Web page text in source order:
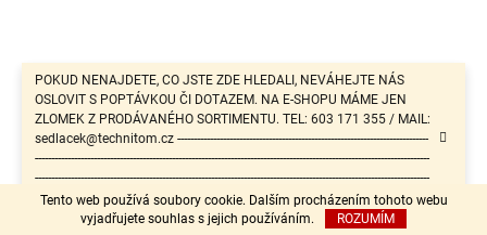
Tento web používá soubory cookie. Dalším procházením tohoto webu
vyjadřujete souhlas s jejich používáním.
ROZUMÍM
POKUD NENAJDETE, CO JSTE ZDE HLEDALI, NEVÁHEJTE NÁS
OSLOVIT S POPTÁVKOU ČI DOTAZEM. NA E-SHOPU MÁME JEN
ZLOMEK Z PRODÁVANÉHO SORTIMENTU. TEL: 603 171 355 / MAIL:
sedlacek@technitom.cz -----------------------------------------------------------------------------
-------------------------------------------------------------------------------------------------------------------------
-------------------------------------------------------------------------------------------------------------------------
-------------------------------------------------------
GDPR KONTAKTY OBCHODNÍ PODMÍNKY